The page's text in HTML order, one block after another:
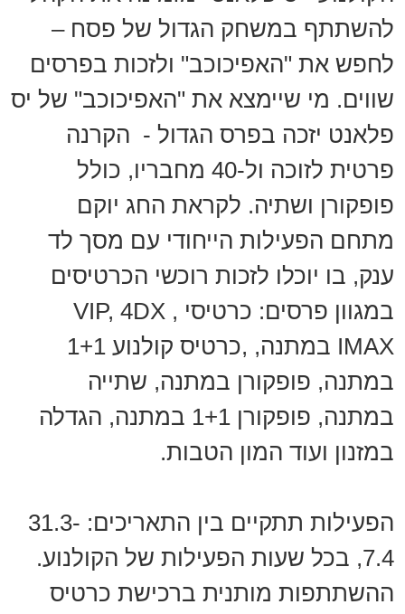
להשתתף במשחק הגדול של פסח –
לחפש את "האפיכוכב" ולזכות בפרסים
שווים. מי שיימצא את "האפיכוכב" של יס
פלאנט יזכה בפרס הגדול - הקרנה
פרטית לזוכה ול-40 מחבריו, כולל
פופקורן ושתיה. לקראת החג יוקם
מתחם הפעילות הייחודי עם מסך לד
ענק, בו יוכלו לזכות רוכשי הכרטיסים
במגוון פרסים: כרטיסי VIP, 4DX ,
IMAX במתנה, ,כרטיס קולנוע 1+1
במתנה, פופקורן במתנה, שתייה
במתנה, פופקורן 1+1 במתנה, הגדלה
במזנון ועוד המון הטבות.
הפעילות תתקיים בין התאריכים: 31.3-
7.4, בכל שעות הפעילות של הקולנוע.
ההשתתפות מותנית ברכישת כרטיס